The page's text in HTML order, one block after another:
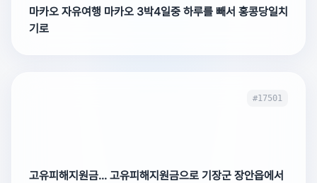
마카오 자유여행 마카오 3박4일중 하루를 빼서 홍콩당일치
기로
#17501
고유피해지원금... 고유피해지원금으로 기장군 장안읍에서